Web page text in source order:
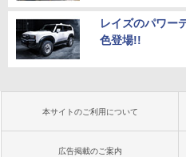
レイズのパワー
色登場!!
本サイトのご利用について
広告掲載のご案内